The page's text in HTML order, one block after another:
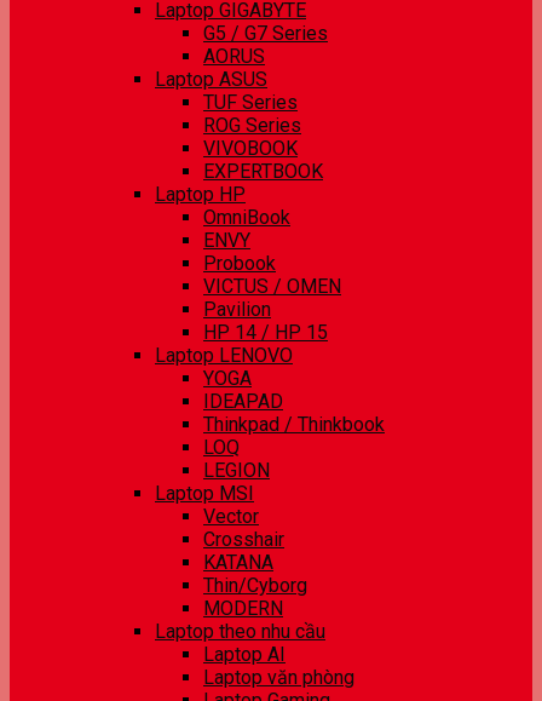
Laptop GIGABYTE
G5 / G7 Series
AORUS
Laptop ASUS
TUF Series
ROG Series
VIVOBOOK
EXPERTBOOK
Laptop HP
OmniBook
ENVY
Probook
VICTUS / OMEN
Pavilion
HP 14 / HP 15
Laptop LENOVO
YOGA
IDEAPAD
Thinkpad / Thinkbook
LOQ
LEGION
Laptop MSI
Vector
Crosshair
KATANA
Thin/Cyborg
MODERN
Laptop theo nhu cầu
Laptop AI
Laptop văn phòng